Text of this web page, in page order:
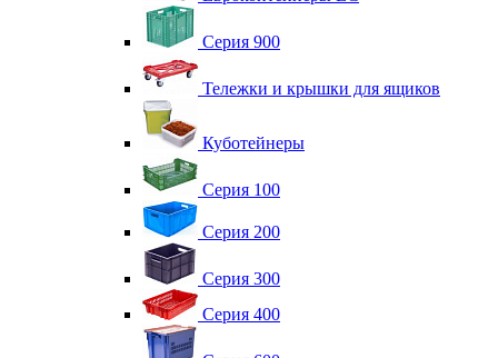
Серия 900
Тележки и крышки для ящиков
Куботейнеры
Серия 100
Серия 200
Серия 300
Серия 400